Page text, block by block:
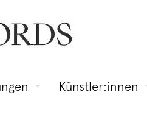
Künstler:innen